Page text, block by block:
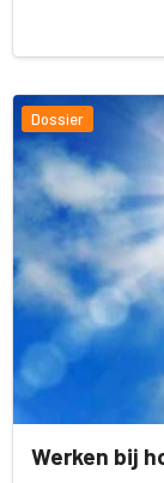
Dossier
Werken bij